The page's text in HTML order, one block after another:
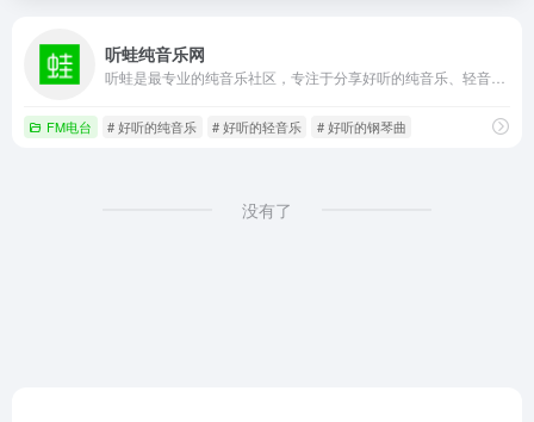
听蛙纯音乐网
FM电台 # 好听的纯音乐 # 好听的轻音乐 # 好听的钢琴曲
没有了